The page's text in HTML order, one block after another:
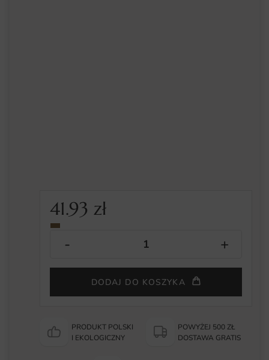
41.93zł
DODAJ DO KOSZYKA
PRODUKT POLSKI
I EKOLOGICZNY
POWYŻEJ 500 ZŁ
DOSTAWA GRATIS